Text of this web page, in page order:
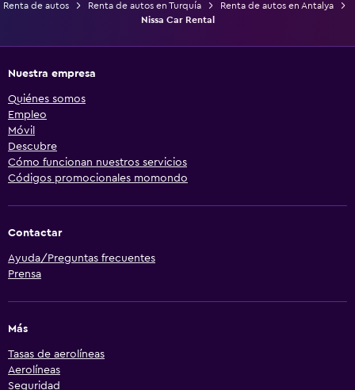
Renta de autos Renta de autos en Turquía
Renta de autos en Antalya
Nissa Car Rental
Nuestra empresa
Quiénes somos
Empleo
Móvil
Descubre
Cómo funcionan nuestros servicios
Códigos promocionales momondo
Contactar
Ayuda/Preguntas frecuentes
Prensa
Más
Tasas de aerolíneas
Aerolíneas
Seguridad